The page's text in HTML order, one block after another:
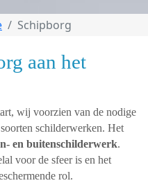
Schipborg
aan het
wij voorzien van de nodige
schilderwerken. Het
en buitenschilderwerk.
voor de sfeer is en het
rol.